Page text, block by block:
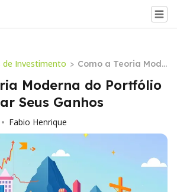
de Investimento > Como a Teoria Mode
rna do Portfólio Pod
e Otimizar Seus Gan
hos
Moderna do Portfólio
Seus Ganhos
• Fabio Henrique